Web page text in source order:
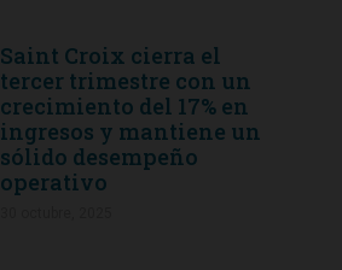
Saint Croix cierra el
tercer trimestre con un
crecimiento del 17% en
ingresos y mantiene un
sólido desempeño
operativo